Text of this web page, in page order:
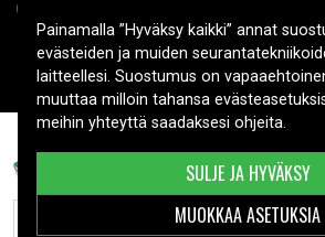
Puppyoo V-M600, 14.4V, 1800 mAh
LISÄÄ
Copyright © 2026, Spares
Painamalla ”Hyväksy kaikki” annat
evästeiden ja muiden
laitteellesi. Suostumus on
muuttaa milloin tahansa
meihin yhteyttä saadaksesi ohjeita.
MUOKKAA ASETUKSIA
SULJE JA HYVÄKSY